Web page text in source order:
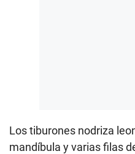
Los tiburones nodriza
mandíbula y varias filas